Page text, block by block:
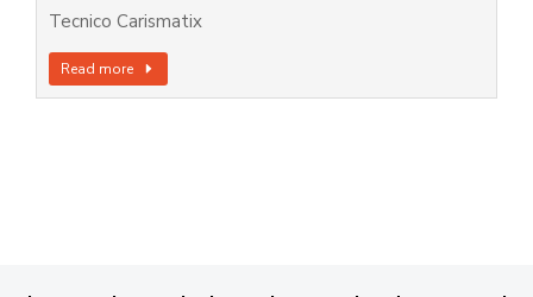
Tecnico Carismatix
Read more